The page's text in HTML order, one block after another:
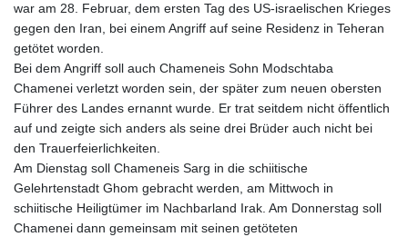
war am 28. Februar, dem ersten Tag des US-israelischen Krieges
gegen den Iran, bei einem Angriff auf seine Residenz in Teheran
getötet worden.
Bei dem Angriff soll auch Chameneis Sohn Modschtaba
Chamenei verletzt worden sein, der später zum neuen obersten
Führer des Landes ernannt wurde. Er trat seitdem nicht öffentlich
auf und zeigte sich anders als seine drei Brüder auch nicht bei
den Trauerfeierlichkeiten.
Am Dienstag soll Chameneis Sarg in die schiitische
Gelehrtenstadt Ghom gebracht werden, am Mittwoch in
schiitische Heiligtümer im Nachbarland Irak. Am Donnerstag soll
Chamenei dann gemeinsam mit seinen getöteten